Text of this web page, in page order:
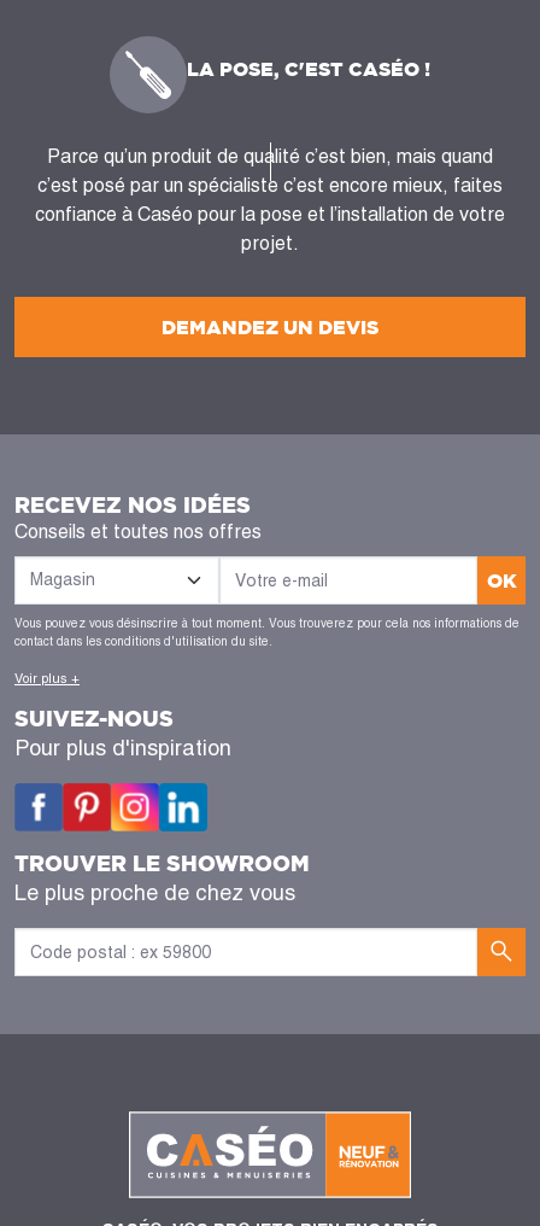
DEMANDEZ UN DEVIS
LA POSE, C'EST CASÉO !
Parce qu’un produit de qualité c’est bien, mais quand
c’est posé par un spécialiste c’est encore mieux, faites
confiance à Caséo pour la pose et l’installation de votre
projet.
RECEVEZ NOS IDÉES
Conseils et toutes nos offres
OK
Vous pouvez vous désinscrire à tout moment. Vous trouverez pour cela nos informations de
contact dans les conditions d'utilisation du site.
Voir plus +
SUIVEZ-NOUS
Pour plus d'inspiration
TROUVER LE SHOWROOM
Le plus proche de chez vous